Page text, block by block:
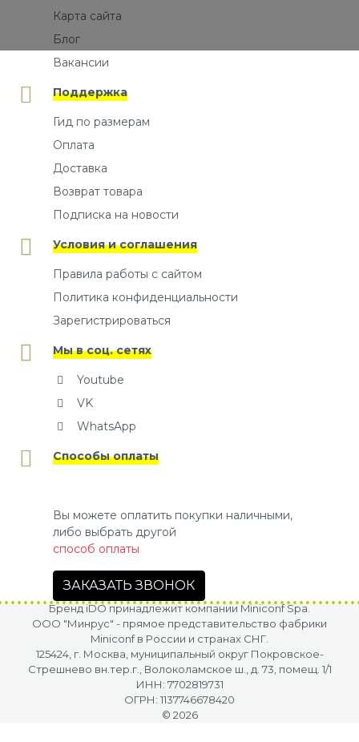
Карта сайта
Блог
Вакансии
Поддержка
Гид по размерам
Оплата
Доставка
Возврат товара
Подписка на новости
Условия и соглашения
Правила работы с сайтом
Политика конфиденциальности
Зарегистрироваться
Мы в соц. сетях
Youtube
VK
WhatsApp
Способы оплаты
Вы можете оплатить покупки наличными,
либо выбрать другой
способ оплаты
ЗАКАЗАТЬ ЗВОНОК
Бренд iDO принадлежит компании Miniconf Spa.
OOO "Минрус" - прямое представительство фабрики
Miniconf в России и странах СНГ.
125424, г. Москва, муниципальный округ Покровское-
Стрешнево вн.тер.г., Волоколамское ш., д. 73, помещ. 1/1
ИНН: 7702819731
ОГРН: 1137746678420
© 2026